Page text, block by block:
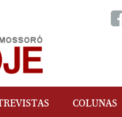
COLUNAS